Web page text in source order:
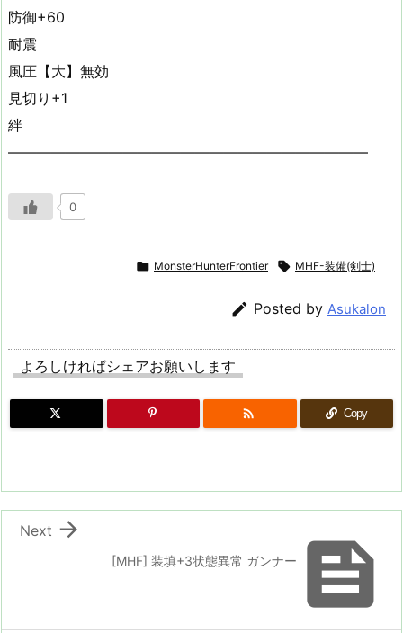
防御+60
耐震
風圧【大】無効
見切り+1
絆
—————————————————————————
0
 MonsterHunterFrontier  MHF-装備(剣士)
 Posted by Asukalon
よろしければシェアお願いします
 Copy

[MHF] 装填+3状態異常 ガンナー

Next